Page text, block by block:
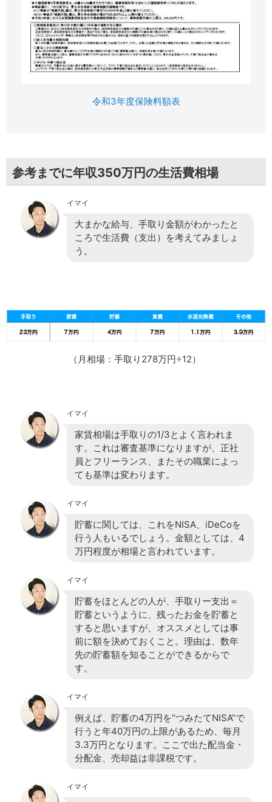
令和3年度保険料額表
参考までに年収350万円の生活費相場
イマイ
大まかな給与、手取り金額がわかったと
ころで生活費（支出）を考えてみましょ
う。
（月相場：手取り278万円÷12）
イマイ
家賃相場は手取りの1/3とよく言われま
す。これは審査基準になりますが、正社
員とフリーランス、またその職業によっ
ても基準は変わります。
イマイ
貯蓄に関しては、これをNISA、iDeCoを
行う人もいるでしょう。金額としては、4
万円程度が相場と言われています。
イマイ
貯蓄をほとんどの人が、手取りー支出＝
貯蓄というように、残ったお金を貯蓄と
すると思いますが、オススメとしては事
前に額を決めておくこと。理由は、数年
先の貯蓄額を知ることができるからで
す。
イマイ
例えば、貯蓄の4万円を“つみたてNISA”で
行うと年40万円の上限があるため、毎月
3.3万円となります。ここで出た配当金・
分配金、売却益は非課税です。
イマイ